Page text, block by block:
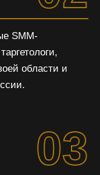
SMM-
области и
03